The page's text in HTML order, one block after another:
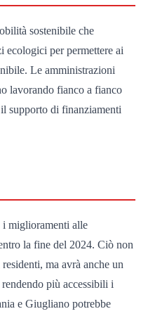
sostenibile che
ecologici per permettere ai
Le amministrazioni
lavorando fianco a fianco
supporto di finanziamenti
i miglioramenti alle
la fine del 2024. Ciò non
ma avrà anche un
più accessibili i
e Giugliano potrebbe